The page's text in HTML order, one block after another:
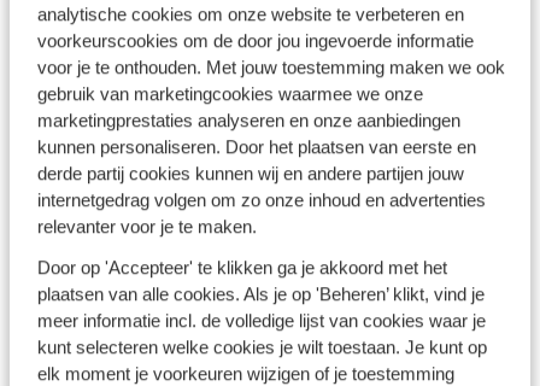
analytische cookies om onze website te verbeteren en
voorkeurscookies om de door jou ingevoerde informatie
voor je te onthouden. Met jouw toestemming maken we ook
gebruik van marketingcookies waarmee we onze
marketingprestaties analyseren en onze aanbiedingen
kunnen personaliseren. Door het plaatsen van eerste en
derde partij cookies kunnen wij en andere partijen jouw
internetgedrag volgen om zo onze inhoud en advertenties
relevanter voor je te maken.
Door op 'Accepteer' te klikken ga je akkoord met het
plaatsen van alle cookies. Als je op 'Beheren’ klikt, vind je
meer informatie incl. de volledige lijst van cookies waar je
kunt selecteren welke cookies je wilt toestaan. Je kunt op
elk moment je voorkeuren wijzigen of je toestemming
Bekijk deals
Gesponsord
Bekijk onze unieke toplocaties